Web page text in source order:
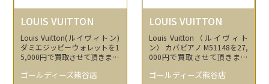
LOUIS VUITTON
Louis Vuitton(ルイヴィトン)
ダミエジッピーウォレットを1
5,000円で買取させて頂きまし
ゴールディーズ熊谷店
LOUIS VUITTON
Louis Vuitton（ルイヴィト
ン） カバピアノ M51148を27,
000円で買取させて頂きまし
ゴールディーズ熊谷店